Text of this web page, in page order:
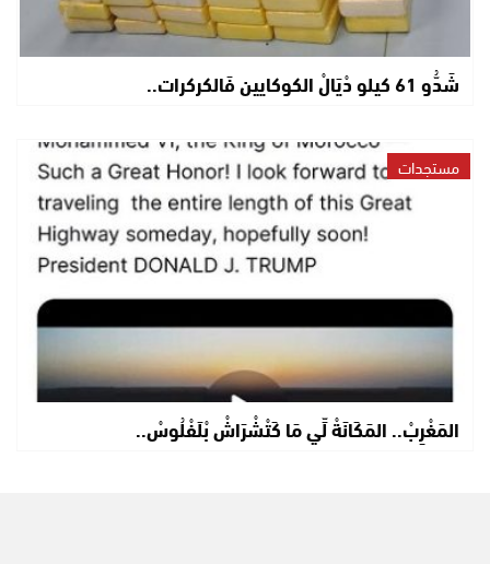
شَدُّو 61 كيلو دْيَالْ الكوكايين فَالكركرات..
مستجدات
المَغْرِبْ.. المَكَانَةْ لِّي مَا كَتْشْرَاشْ بْلَفْلُوسْ..